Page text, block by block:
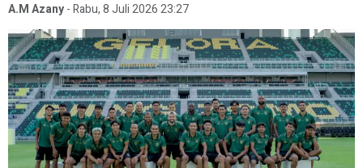
A.M Azany-Rabu, 8 Juli 2026 23:27